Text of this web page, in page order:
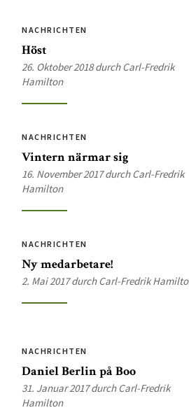
NACHRICHTEN
Höst
26. Oktober 2018 durch Carl-Fredrik
Hamilton
NACHRICHTEN
Vintern närmar sig
16. November 2017 durch Carl-Fredrik
Hamilton
NACHRICHTEN
Ny medarbetare!
2. Mai 2017 durch Carl-Fredrik
NACHRICHTEN
Daniel Berlin på Boo
31. Januar 2017 durch Carl-Fredrik
Hamilton